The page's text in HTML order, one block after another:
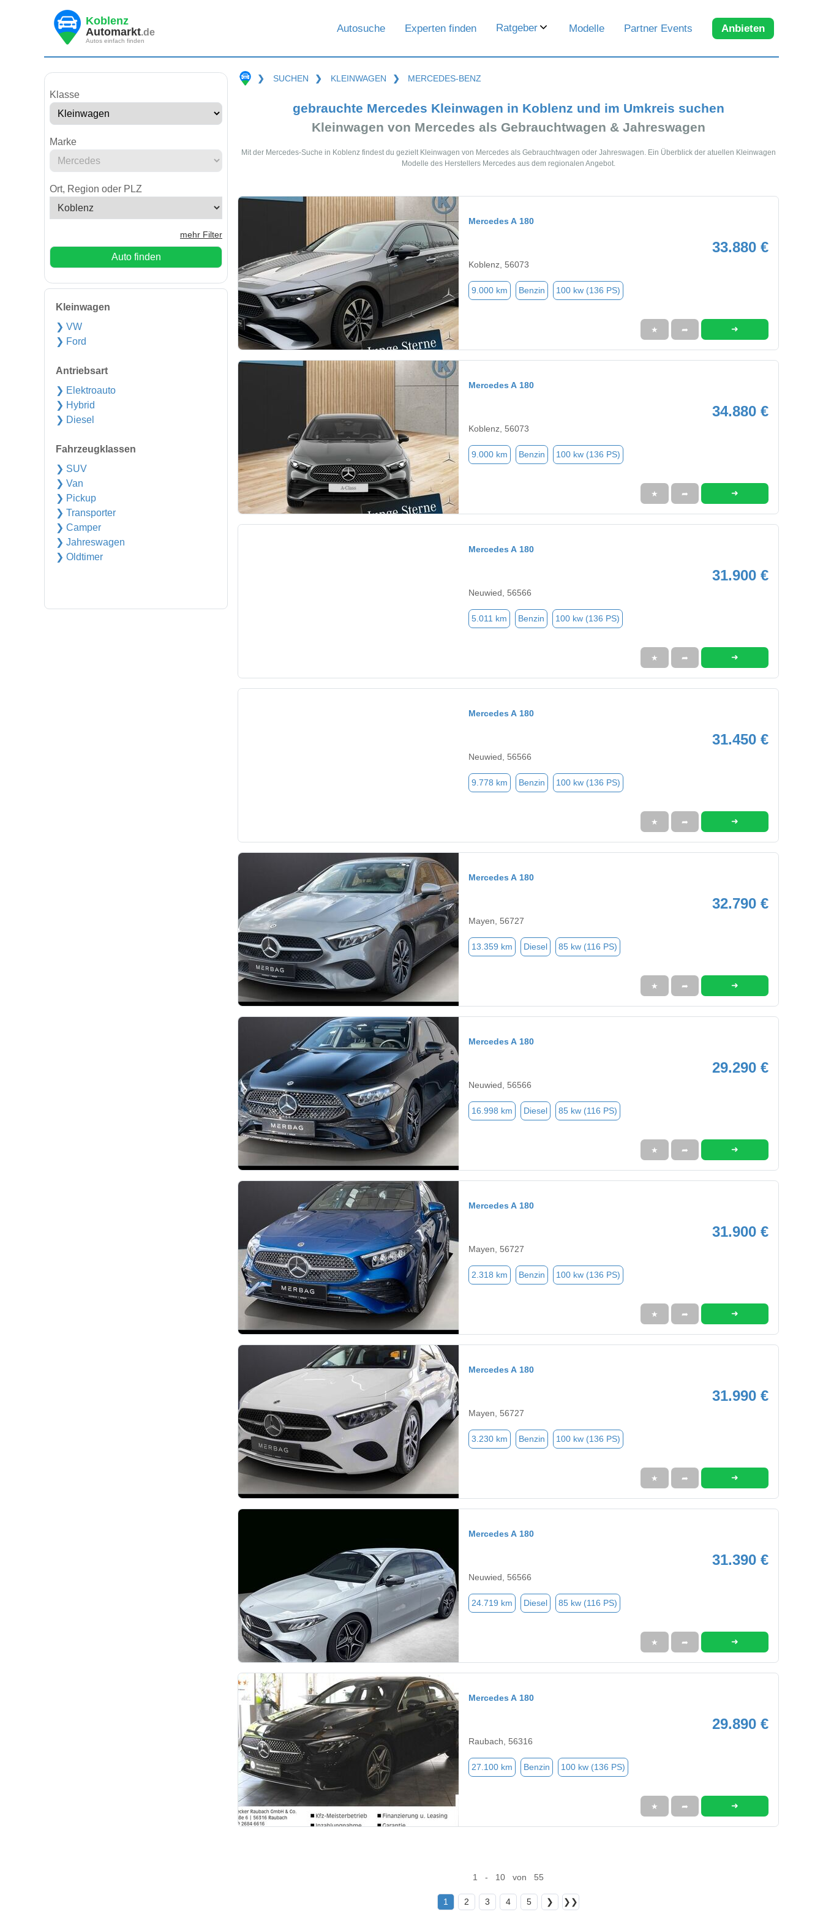
Koblenz
Automarkt.de
Autos einfach finden
Autosuche Experten finden Ratgeber Modelle Partner Events Anbieten
Klasse
Marke
Ort, Region oder PLZ
mehr Filter
Auto finden
Kleinwagen
❯ VW
❯ Ford
Antriebsart
❯ Elektroauto
❯ Hybrid
❯ Diesel
Fahrzeugklassen
❯ SUV
❯ Van
❯ Pickup
❯ Transporter
❯ Camper
❯ Jahreswagen
❯ Oldtimer
❯ SUCHEN ❯ KLEINWAGEN ❯ MERCEDES-BENZ
gebrauchte Mercedes Kleinwagen in Koblenz und im Umkreis suchen
Kleinwagen von Mercedes als Gebrauchtwagen & Jahreswagen
Mit der Mercedes-Suche in Koblenz findest du gezielt Kleinwagen von Mercedes als Gebrauchtwagen oder Jahreswagen. Ein Überblick der atuellen Kleinwagen
Modelle des Herstellers Mercedes aus dem regionalen Angebot.
Mercedes A 180
33.880 €
Koblenz, 56073
9.000 km Benzin 100 kw (136 PS)
★ ➦ ➜
Mercedes A 180
34.880 €
Koblenz, 56073
9.000 km Benzin 100 kw (136 PS)
★ ➦ ➜
Mercedes A 180
31.900 €
Neuwied, 56566
5.011 km Benzin 100 kw (136 PS)
★ ➦ ➜
Mercedes A 180
31.450 €
Neuwied, 56566
9.778 km Benzin 100 kw (136 PS)
★ ➦ ➜
Mercedes A 180
32.790 €
Mayen, 56727
13.359 km Diesel 85 kw (116 PS)
★ ➦ ➜
Mercedes A 180
29.290 €
Neuwied, 56566
16.998 km Diesel 85 kw (116 PS)
★ ➦ ➜
Mercedes A 180
31.900 €
Mayen, 56727
2.318 km Benzin 100 kw (136 PS)
★ ➦ ➜
Mercedes A 180
31.990 €
Mayen, 56727
3.230 km Benzin 100 kw (136 PS)
★ ➦ ➜
Mercedes A 180
31.390 €
Neuwied, 56566
24.719 km Diesel 85 kw (116 PS)
★ ➦ ➜
Mercedes A 180
29.890 €
Raubach, 56316
27.100 km Benzin 100 kw (136 PS)
★ ➦ ➜
1 - 10 von 55
1 2 3 4 5 ❯ ❯❯